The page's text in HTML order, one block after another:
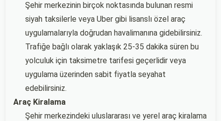
Şehir merkezinin birçok noktasında bulunan resmi
siyah taksilerle veya Uber gibi lisanslı özel araç
uygulamalarıyla doğrudan havalimanına gidebilirsiniz.
Trafiğe bağlı olarak yaklaşık 25-35 dakika süren bu
yolculuk için taksimetre tarifesi geçerlidir veya
uygulama üzerinden sabit fiyatla seyahat
edebilirsiniz.
Araç Kiralama
Şehir merkezindeki uluslararası ve yerel araç kiralama